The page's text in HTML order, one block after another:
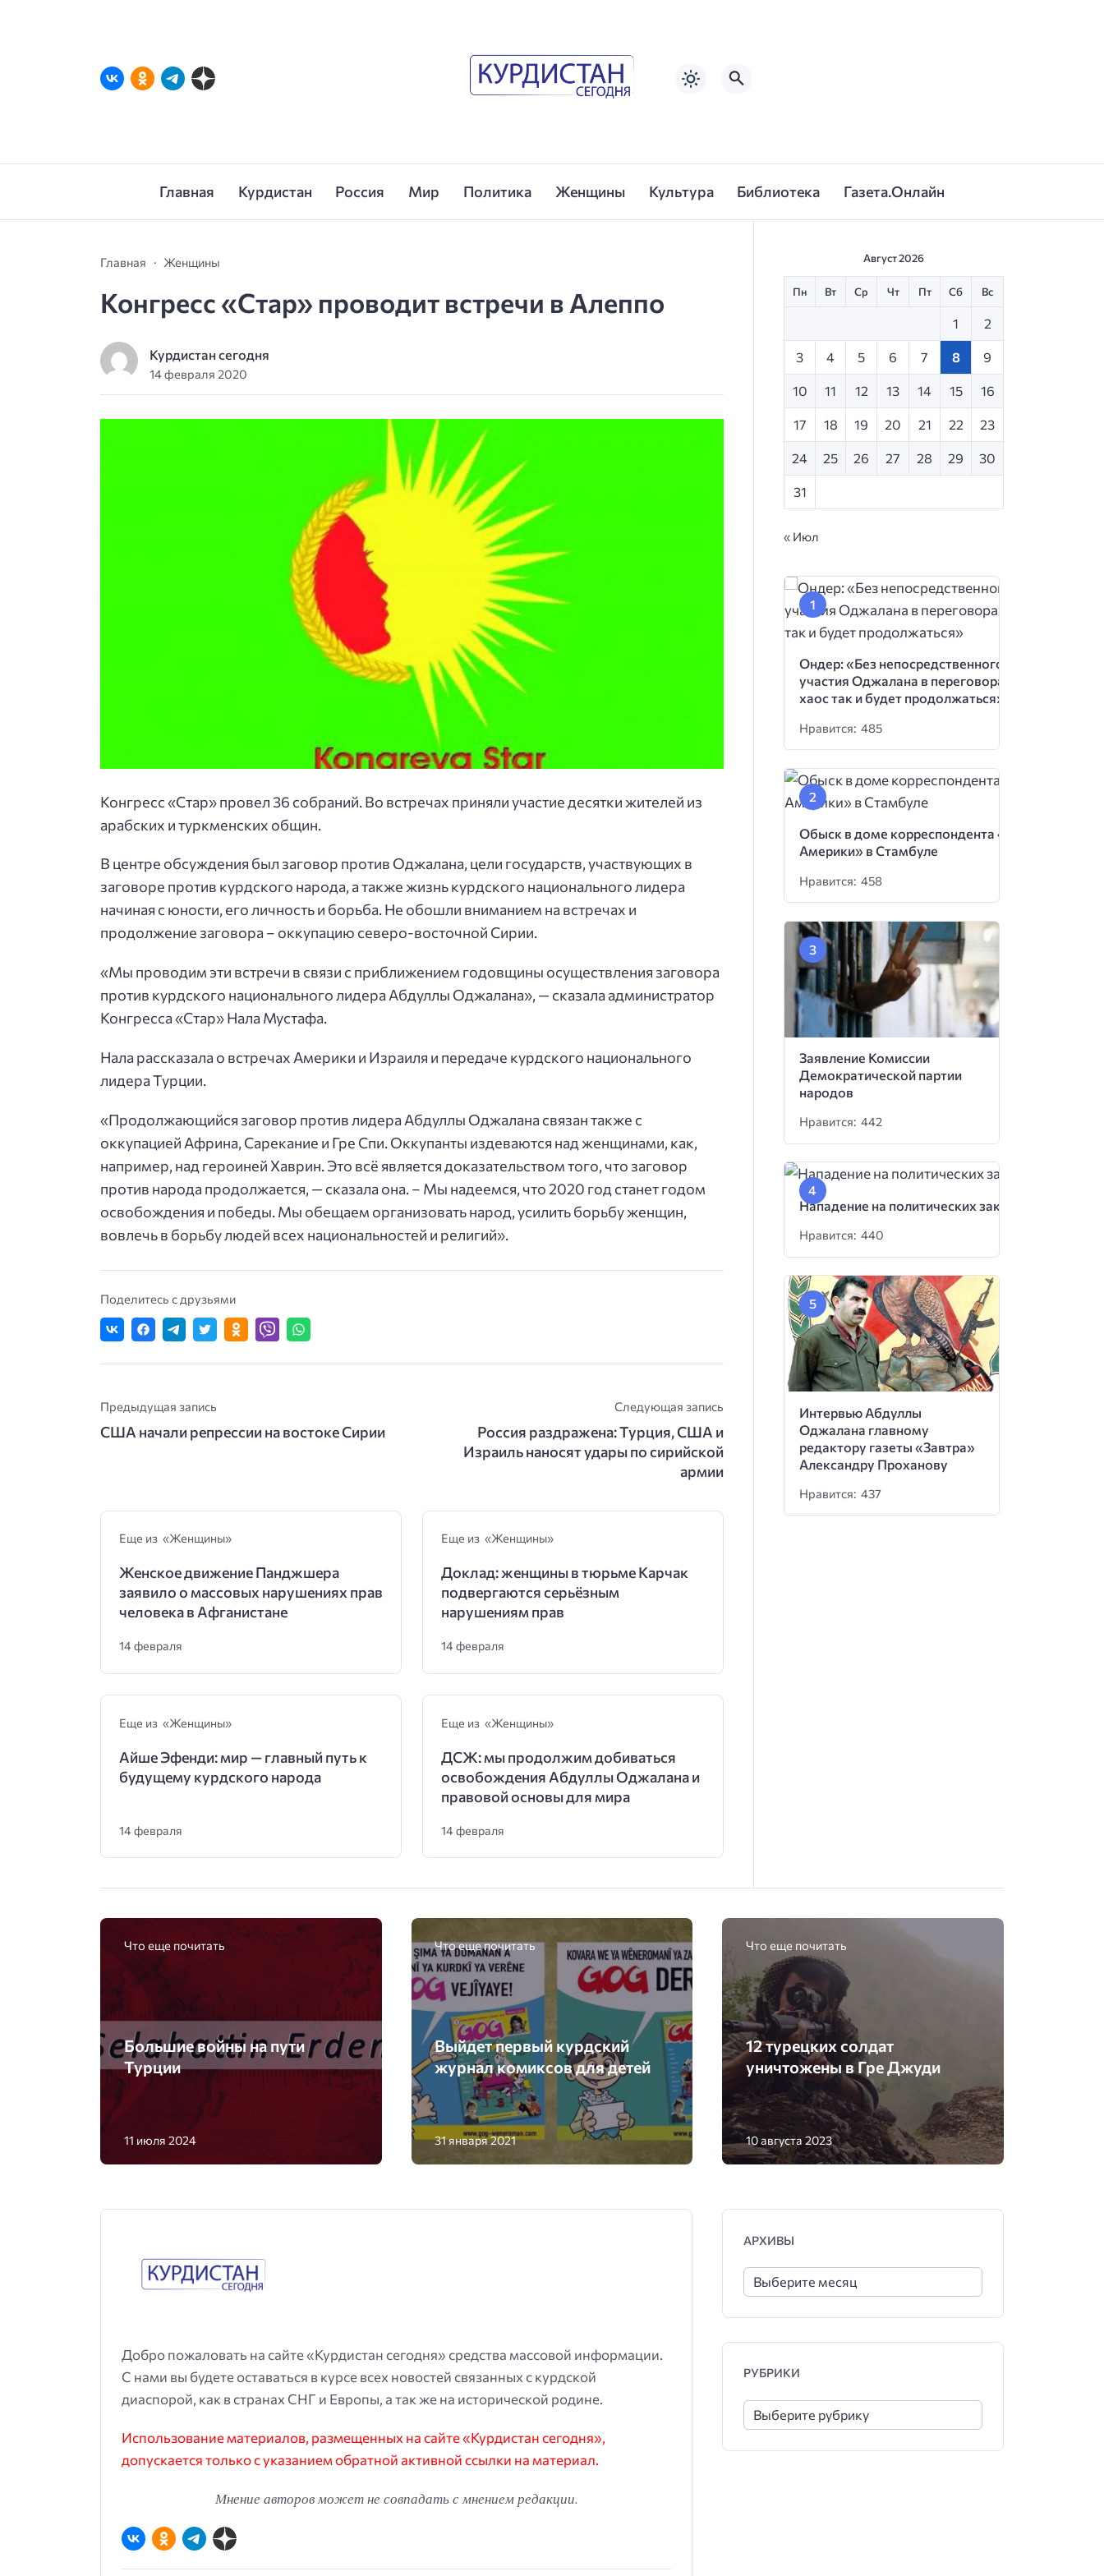
Главная Курдистан Россия Мир Политика Женщины Культура Библиотека Газета.Онлайн
Главная Женщины
Конгресс «Стар» проводит встречи в Алеппо
Курдистан сегодня
14 февраля 2020
Конгресс «Стар» провел 36 собраний. Во встречах приняли участие десятки жителей из
арабских и туркменских общин.
В центре обсуждения был заговор против Оджалана, цели государств, участвующих в
заговоре против курдского народа, а также жизнь курдского национального лидера
начиная с юности, его личность и борьба. Не обошли вниманием на встречах и
продолжение заговора – оккупацию северо-восточной Сирии.
«Мы проводим эти встречи в связи с приближением годовщины осуществления заговора
против курдского национального лидера Абдуллы Оджалана», — сказала администратор
Конгресса «Стар» Нала Мустафа.
Нала рассказала о встречах Америки и Израиля и передаче курдского национального
лидера Турции.
«Продолжающийся заговор против лидера Абдуллы Оджалана связан также с
оккупацией Африна, Сарекание и Гре Спи. Оккупанты издеваются над женщинами, как,
например, над героиней Хаврин. Это всё является доказательством того, что заговор
против народа продолжается, — сказала она. – Мы надеемся, что 2020 год станет годом
освобождения и победы. Мы обещаем организовать народ, усилить борьбу женщин,
вовлечь в борьбу людей всех национальностей и религий».
Поделитесь с друзьями
Предыдущая запись
США начали репрессии на востоке Сирии
Следующая запись
Россия раздражена: Турция, США и
Израиль наносят удары по сирийской
армии
Еще из «Женщины»
Женское движение Панджшера
заявило о массовых нарушениях прав
человека в Афганистане
14 февраля
Еще из «Женщины»
Доклад: женщины в тюрьме Карчак
подвергаются серьёзным
нарушениям прав
14 февраля
Еще из «Женщины»
Айше Эфенди: мир — главный путь к
будущему курдского народа
14 февраля
Еще из «Женщины»
ДСЖ: мы продолжим добиваться
освобождения Абдуллы Оджалана и
правовой основы для мира
14 февраля
Август 2026
Пн Вт Ср Чт Пт Сб Вс
1 2
3 4 5 6 7 8 9
10 11 12 13 14 15 16
17 18 19 20 21 22 23
24 25 26 27 28 29 30
31
« Июл
Ондер: «Без непосредственного
участия Оджалана в переговорах
хаос так и будет продолжаться»
Нравится: 485
Обыск в доме корреспондента «Голоса
Америки» в Стамбуле
Нравится: 458
Заявление Комиссии
Демократической партии
народов
Нравится: 442
Нападение на политических заключенных
Нравится: 440
Интервью Абдуллы
Оджалана главному
редактору газеты «Завтра»
Александру Проханову
Нравится: 437
Что еще почитать
Большие войны на пути
Турции
11 июля 2024
Что еще почитать
Выйдет первый курдский
журнал комиксов для детей
31 января 2021
Что еще почитать
12 турецких солдат
уничтожены в Гре Джуди
10 августа 2023
Добро пожаловать на сайте «Курдистан сегодня» средства массовой информации.
С нами вы будете оставаться в курсе всех новостей связанных с курдской
диаспорой, как в странах СНГ и Европы, а так же на исторической родине.
Использование материалов, размещенных на сайте «Курдистан сегодня»,
допускается только с указанием обратной активной ссылки на материал.
Мнение авторов может не совпадать с мнением редакции.
АРХИВЫ
РУБРИКИ